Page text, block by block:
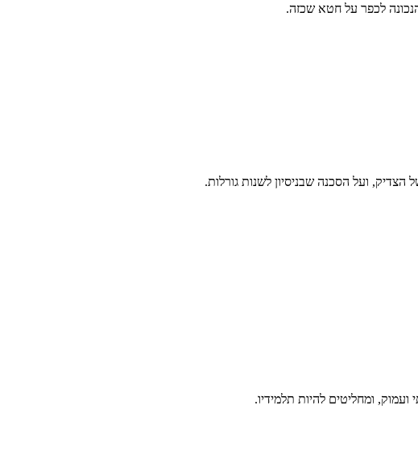
לכפר על חטא שכזה.
ועל הסכנה שבניסיון לשנות גורלות.
ומחליטים להיות תלמידיו.